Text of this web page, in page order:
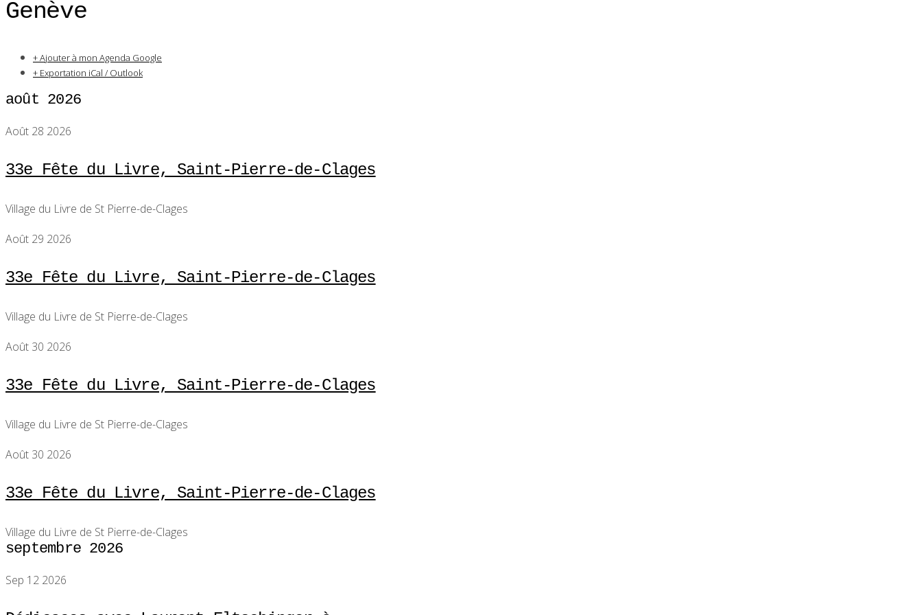
Genève
+ Ajouter à mon Agenda Google
+ Exportation iCal / Outlook
août 2026
Août 28 2026
33e Fête du Livre, Saint-Pierre-de-Clages
Village du Livre de St Pierre-de-Clages
Août 29 2026
33e Fête du Livre, Saint-Pierre-de-Clages
Village du Livre de St Pierre-de-Clages
Août 30 2026
33e Fête du Livre, Saint-Pierre-de-Clages
Village du Livre de St Pierre-de-Clages
Août 30 2026
33e Fête du Livre, Saint-Pierre-de-Clages
Village du Livre de St Pierre-de-Clages
septembre 2026
Sep 12 2026